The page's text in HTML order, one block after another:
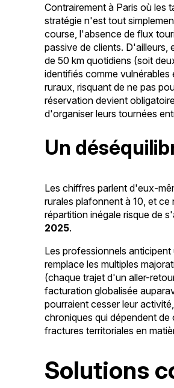
Contrairement à Paris où les
stratégie n'est tout
course, l'absence de flux
passive de clients. D'ailleurs,
de 50 km quotidiens (soit
identifiés comme
ruraux, risquant de ne pas
réservation devient
d'organiser leurs tournées
Un
Les chiffres parlent d'eux-
rurales plafonnent à 10, et
répartition inégale risque de
2025.
Les professionnels
remplace les multiples
(chaque trajet d'un aller-
facturation globalisée
pourraient cesser leur
chroniques qui dépendent
fractures territoriales en
Solutions